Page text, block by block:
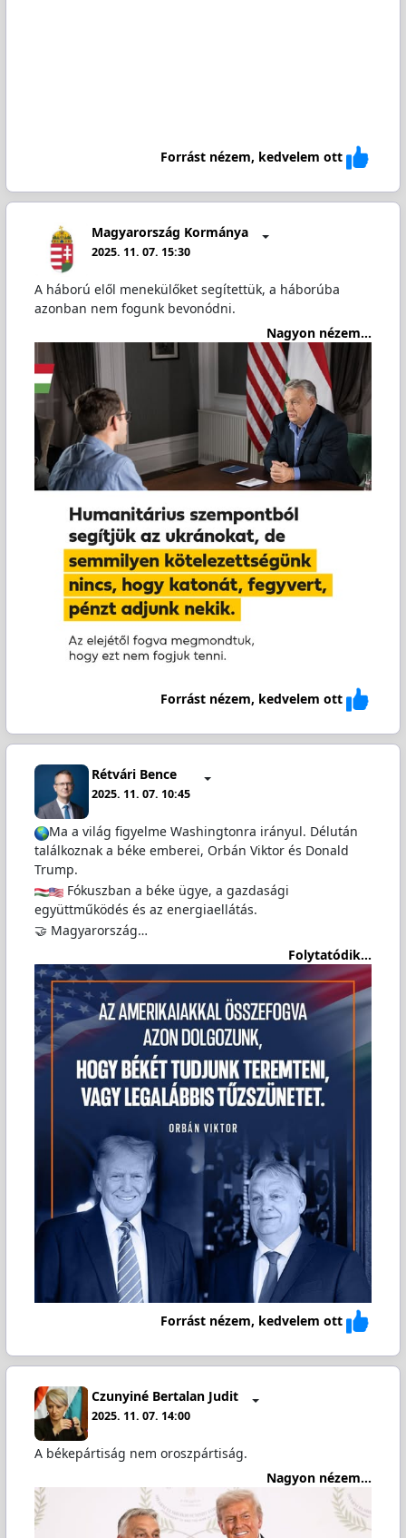
Forrást nézem, kedvelem ott
Magyarország Kormánya
2025. 11. 07. 15:30
A háború elől menekülőket segítettük, a háborúba
azonban nem fogunk bevonódni.
Nagyon nézem...
Forrást nézem, kedvelem ott
Rétvári Bence
2025. 11. 07. 10:45
Ma a világ figyelme Washingtonra irányul. Délután
találkoznak a béke emberei, Orbán Viktor és Donald
Trump.
Fókuszban a béke ügye, a gazdasági
együttműködés és az energiaellátás.
🤝 Magyarország…
Folytatódik...
Forrást nézem, kedvelem ott
Czunyiné Bertalan Judit
2025. 11. 07. 14:00
A békepártiság nem oroszpártiság.
Nagyon nézem...